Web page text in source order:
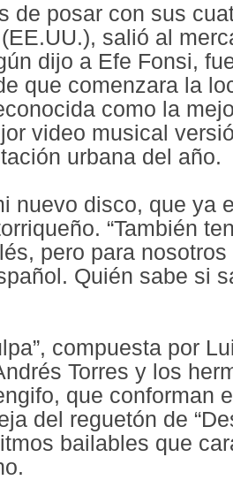
de posar con sus
salió al
dijo a Efe Fonsi,
que comenzara la
como la
video musical
urbana del año.
nuevo disco, que ya
“También
pero para
Quién sabe si
compuesta por
Torres y los
que conforman
del reguetón de
bailables que